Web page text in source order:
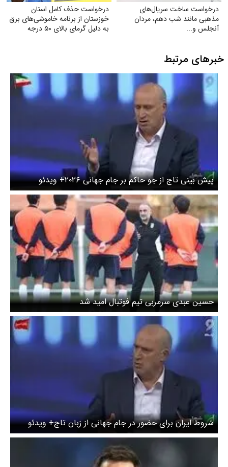
درخواست ساخت سریال‌های
مذهبی مانند شب دهم، مردان
آنجلس و...
درخواست حذف کامل استان
خوزستان از برنامه خاموشی‌های برق
به دلیل گرمای بالای ۵۰ درجه
خبرهای مرتبط
پیش بینی تاج از جو حاکم بر جام جهانی ۲۰۲۶+ ویدئو
حسین عبدی سرمربی تیم فوتبال امید شد
شروط ایران برای حضور در جام جهانی از زبان تاج+ ویدئو